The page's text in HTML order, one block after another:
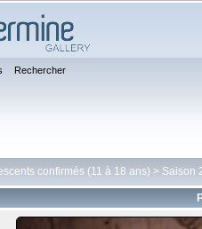
Rechercher
confirmés (11 à 18 ans) > Saison